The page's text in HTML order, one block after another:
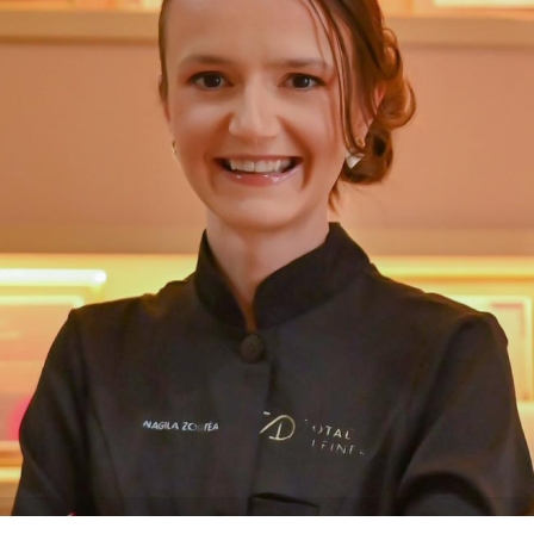
Nágila Zortéa coordena o Curso de Estética e